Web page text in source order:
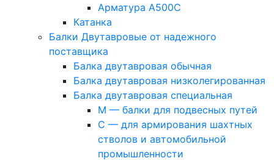
Арматура А500С
Катанка
Балки Двутавровые от надежного
поставщика
Балка двутавровая обычная
Балка двутавровая низколегированная
Балка двутавровая специальная
М — балки для подвесных путей
С — для армирования шахтных
стволов и автомобильной
промышленности